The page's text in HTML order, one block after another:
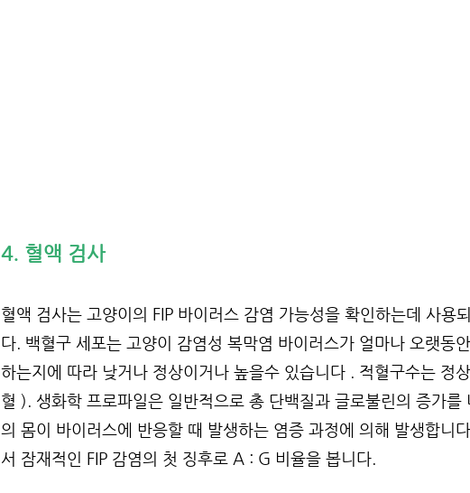
4. 혈액 검사
혈액 검사는 고양이의 FIP 바이러스 감염 가능성을 확인하는데 사용
다. 백혈구 세포는 고양이 감염성 복막염 바이러스가 얼마나 오랫동
하는지에 따라 낮거나 정상이거나 높을수 있습니다 . 적혈구수는 정
혈 ). 생화학 프로파일은 일반적으로 총 단백질과 글로불린의 증가를
의 몸이 바이러스에 반응할 때 발생하는 염증 과정에 의해 발생합니
서 잠재적인 FIP 감염의 첫 징후로 A : G 비율을 봅니다.